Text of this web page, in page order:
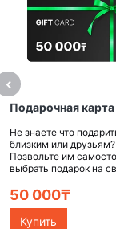
Не знаете что
близким или друзьям?
Позвольте им
выбрать подарок на
50 000₸
Купить